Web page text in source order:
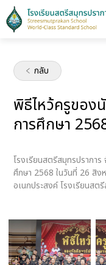
กลับ
พิธีไหว้ครูของ
การศึกษา
โรงเรียนสตรีสมุทรปรากา
ศึกษา 2568 ในวันที่ 26 สิ
อเนกประสงค์ โรงเรียนสต